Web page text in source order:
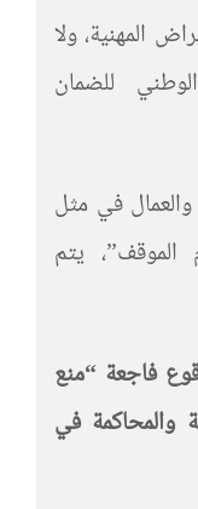
المهنية، ولا
للضمان
في مثل
يتم
فاجعة “منع
والمحاكمة في